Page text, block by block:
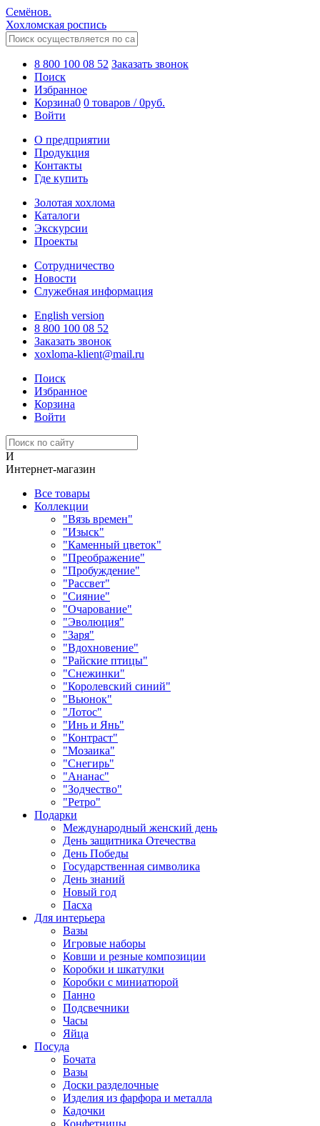
Семёнов.
Хохломская роспись
8 800 100 08 52 Заказать звонок
Поиск
Избранное
Корзина0 0 товаров /0руб.
Войти
О предприятии
Продукция
Контакты
Где купить
Золотая хохлома
Каталоги
Экскурсии
Проекты
Сотрудничество
Новости
Служебная информация
English version
8 800 100 08 52
Заказать звонок
xoxloma-klient@mail.ru
Поиск
Избранное
Корзина
Войти
И
Интернет-магазин
Все товары
Коллекции
"Вязь времен"
"Изыск"
"Каменный цветок"
"Преображение"
"Пробуждение"
"Рассвет"
"Сияние"
"Очарование"
"Эволюция"
"Заря"
"Вдохновение"
"Райские птицы"
"Снежинки"
"Королевский синий"
"Вьюнок"
"Лотос"
"Инь и Янь"
"Контраст"
"Мозаика"
"Снегирь"
"Ананас"
"Зодчество"
"Ретро"
Подарки
Международный женский день
День защитника Отечества
День Победы
Государственная символика
День знаний
Новый год
Пасха
Для интерьера
Вазы
Игровые наборы
Ковши и резные композиции
Коробки и шкатулки
Коробки с миниатюрой
Панно
Подсвечники
Часы
Яйца
Посуда
Бочата
Вазы
Доски разделочные
Изделия из фарфора и металла
Кадочки
Конфетницы